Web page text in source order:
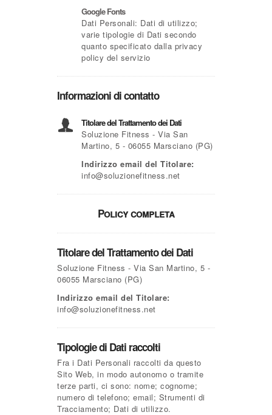
Google Fonts
Dati Personali: Dati di utilizzo;
varie tipologie di Dati secondo
quanto specificato dalla privacy
policy del servizio
Informazioni di contatto
Titolare del Trattamento dei Dati
Soluzione Fitness - Via San
Martino, 5 - 06055 Marsciano (PG)
Indirizzo email del Titolare:
info@soluzionefitness.net
Policy completa
Titolare del Trattamento dei Dati
Soluzione Fitness - Via San Martino, 5 -
06055 Marsciano (PG)
Indirizzo email del Titolare:
info@soluzionefitness.net
Tipologie di Dati raccolti
Fra i Dati Personali raccolti da questo
Sito Web, in modo autonomo o tramite
terze parti, ci sono: nome; cognome;
numero di telefono; email; Strumenti di
Tracciamento; Dati di utilizzo.